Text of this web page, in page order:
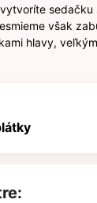
sedačku
však
hlavy,